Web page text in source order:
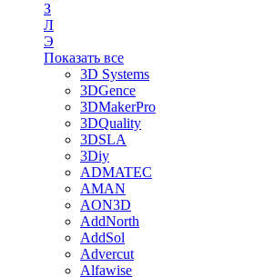
З
Л
Э
Показать все
3D Systems
3DGence
3DMakerPro
3DQuality
3DSLA
3Diy
ADMATEC
AMAN
AON3D
AddNorth
AddSol
Advercut
Alfawise